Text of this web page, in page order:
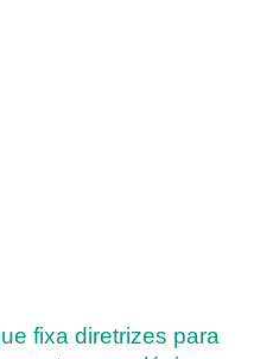
fixa diretrizes para